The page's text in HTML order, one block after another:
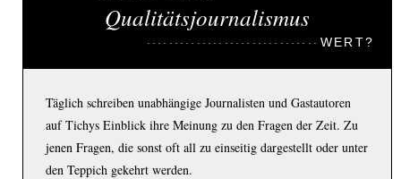
Qualitätsjournalismus
WERT?
Täglich schreiben unabhängige Journalisten und Gastautoren
auf Tichys Einblick ihre Meinung zu den Fragen der Zeit. Zu
jenen Fragen, die sonst oft all zu einseitig dargestellt oder unter
den Teppich gekehrt werden.